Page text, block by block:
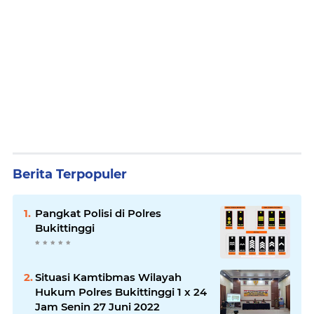
Berita Terpopuler
Pangkat Polisi di Polres
Bukittinggi
Situasi Kamtibmas Wilayah
Hukum Polres Bukittinggi 1 x 24
Jam Senin 27 Juni 2022